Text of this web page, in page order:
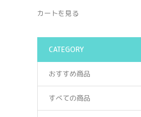
カートを見る
CATEGORY
おすすめ商品
すべての商品